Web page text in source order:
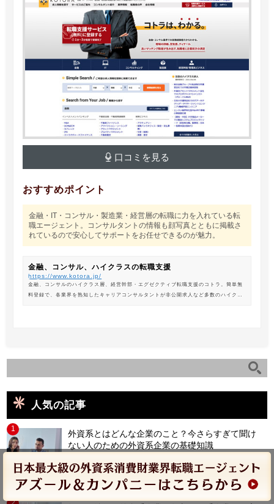
口コミを見る
おすすめポイント
金融・IT・コンサル・製造業・経営層の転職に力を入れている転
職エージェント。コンサルタントの情報も顔写真とともに掲載さ
れているので安心してサポートをお任せできるのが魅力。
金融、コンサル、ハイクラスの転職支援
https://www.kotora.jp/
金融、コンサルのハイクラス層、経営幹部・エグゼクティブ転職支援のコトラ。簡単無
料登録で、各業界を熟知したキャリアコンサルタントが非公開求人など多数のハイクラ
人気の記事
1
外資系とはどんな企業のこと？今さらすぎて聞け
ない人のための外資系企業の基礎知識